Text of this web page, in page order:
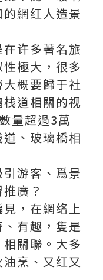
網红人造景
许多著名旅
極大，很多
概要歸于社
道相關的视
量超過3萬
、玻璃橋相
游客、爲景
廣？
，在網络上
有趣，隻是
關聯。大多
烹、又红又